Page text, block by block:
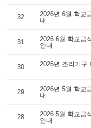
32
2026년 6월 학교
내
31
2026.6월 학교급
안내
30 2026년 조리기구
29
2026년 5월 학교
내
28
2026.5월 학교급
안내